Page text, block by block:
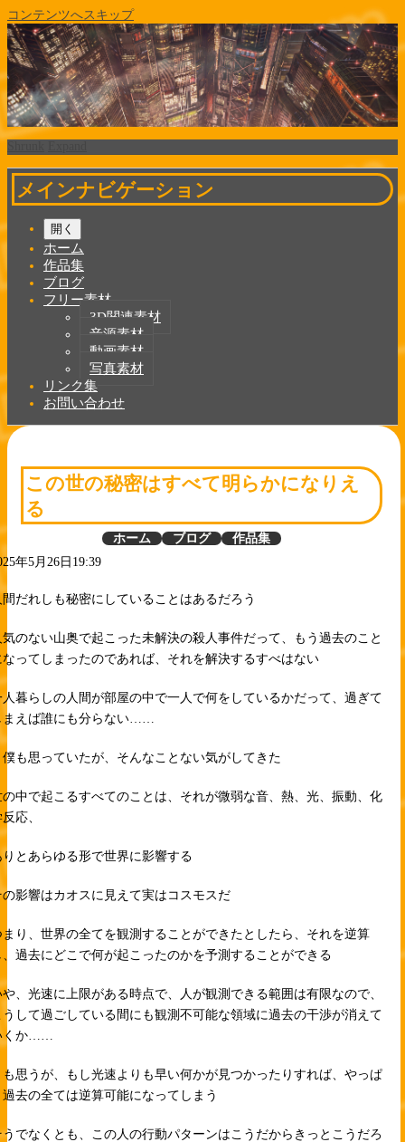
コンテンツへスキップ
メインナビゲーション
開く
ホーム
作品集
ブログ
フリー素材
3D関連素材
音源素材
動画素材
写真素材
リンク集
お問い合わせ
この世の秘密はすべて明らかになりえ
る
ホーム ブログ
作品集
年5月26日19:39
間だれしも秘密にしていることはあるだろう
気のない山奥で起こった未解決の殺人事件だって、もう過去のこと
なってしまったのであれば、それを解決するすべはない
人暮らしの人間が部屋の中で一人で何をしているかだって、過ぎて
まえば誰にも分らない……
僕も思っていたが、そんなことない気がしてきた
の中で起こるすべてのことは、それが微弱な音、熱、光、振動、化
応、
りとあらゆる形で世界に影響する
の影響はカオスに見えて実はコスモスだ
まり、世界の全てを観測することができたとしたら、それを逆算
、過去にどこで何が起こったのかを予測することができる
や、光速に上限がある時点で、人が観測できる範囲は有限なので、
うして過ごしている間にも観測不可能な領域に過去の干渉が消えて
くか……
も思うが、もし光速よりも早い何かが見つかったりすれば、やっぱ
過去の全ては逆算可能になってしまう
うでなくとも、この人の行動パターンはこうだからきっとこうだろ